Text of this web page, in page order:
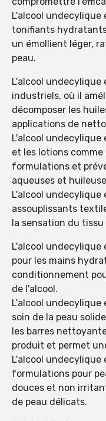
L'alcool undecylique
tonifiants
un émollient léger,
peau.
L'alcool
industriels, où il
décomposer les
applications de
L'alcool undecylique
et les lotions
formulations et
aqueuses et
L'alcool undecylique
assouplissants
la sensation du
L'alcool
pour les mains
conditionnement
de l'alcool.
L'alcool undecylique
soin de la peau
les barres
produit et permet
L'alcool undecylique
formulations pour
douces et non
de peau délicats.